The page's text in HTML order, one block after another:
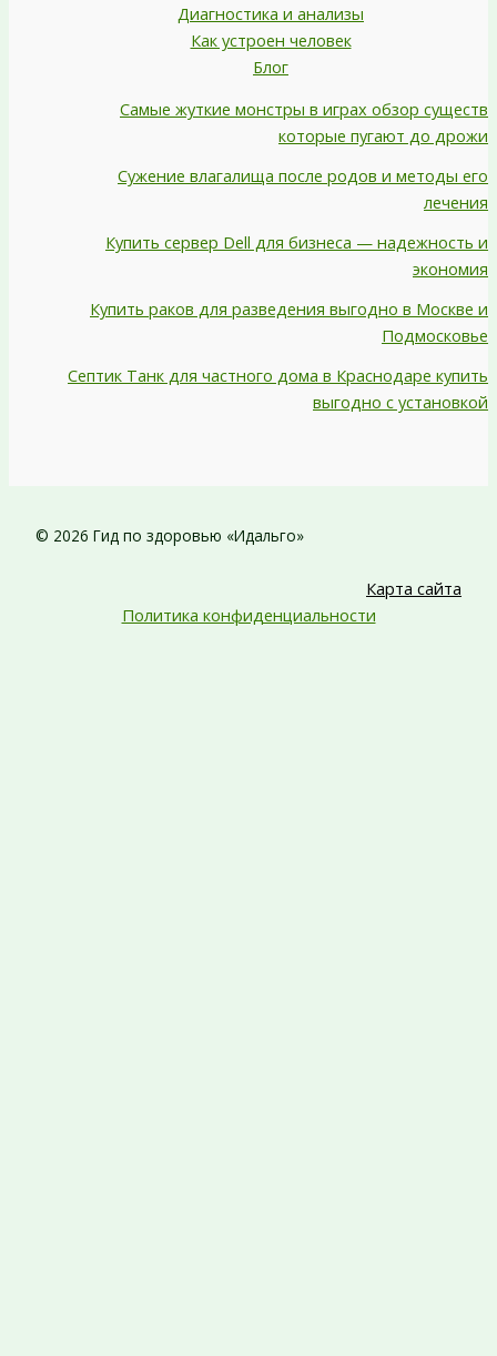
Диагностика и анализы
Как устроен человек
Блог
Самые жуткие монстры в играх обзор существ
которые пугают до дрожи
Сужение влагалища после родов и методы его
лечения
Купить сервер Dell для бизнеса — надежность и
экономия
Купить раков для разведения выгодно в Москве и
Подмосковье
Септик Танк для частного дома в Краснодаре купить
выгодно с установкой
© 2026 Гид по здоровью «Идальго»
Карта сайта
Политика конфиденциальности